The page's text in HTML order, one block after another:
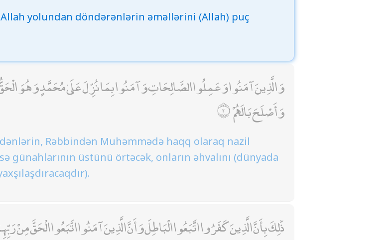
Allah yolundan döndərənlərin əməllərini (Allah) puç
وَالَّذِينَ آمَنُوا وَعَمِلُوا الصَّالِحَاتِ وَآمَنُوا بِمَا نُزِّلَ عَلَىٰ مُحَمَّدٍ وَهُوَ
وَأَصْلَحَ بَالَهُمْ
Rəbbindən Muhəmmədə haqq olaraq nazil
günahlarının üstünü örtəcək, onların əhvalını (dünyada
ذَٰلِكَ بِأَنَّ الَّذِينَ كَفَرُوا اتَّبَعُوا الْبَاطِلَ وَأَنَّ الَّذِينَ آمَنُوا اتَّبَعُوا الْحَقَّ مِنْ